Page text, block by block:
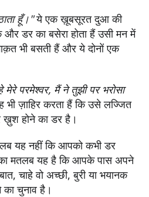
हूँ।"ये एक ख़ूबसूरत दुआ की
डर का बसेरा होता हैं उसी मन में
भी बसती हैं और ये दोनों एक
मेरे परमेश्‍वर, मैं ने तुझी पर भरोसा
भी ज़ाहिर करता हैं कि उसे लज्जित
होने का डर है।
यह नहीं कि आपको कभी डर
मतलब यह है कि आपके पास अपने
चाहे वो अच्छी, बुरी या भयानक
चुनाव है।